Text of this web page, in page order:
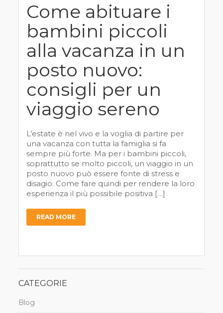
Come abituare i
bambini piccoli
alla vacanza in un
posto nuovo:
consigli per un
viaggio sereno
L’estate è nel vivo e la voglia di partire per
una vacanza con tutta la famiglia si fa
sempre più forte. Ma per i bambini piccoli,
soprattutto se molto piccoli, un viaggio in un
posto nuovo può essere fonte di stress e
disagio. Come fare quindi per rendere la loro
esperienza il più possibile positiva […]
READ MORE
CATEGORIE
Blog